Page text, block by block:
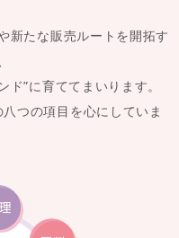
新たな販売ルートを開拓す
”に育ててまいります。
つの項目を心にしていま